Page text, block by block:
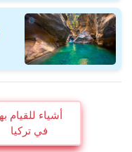
أشياء للقيام
في تركيا